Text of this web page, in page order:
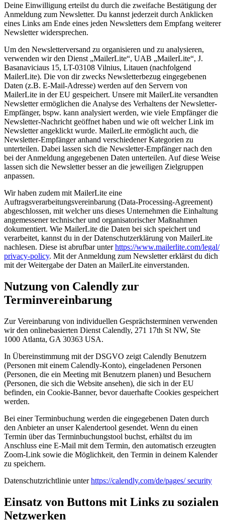
Deine Einwilligung erteilst du durch die zweifache Bestätigung der
Anmeldung zum Newsletter. Du kannst jederzeit durch Anklicken
eines Links am Ende eines jeden Newsletters dem Empfang weiterer
Newsletter widersprechen.
Um den Newsletterversand zu organisieren und zu analysieren,
verwenden wir den Dienst „MailerLite“, UAB „MailerLite“, J.
Basanaviciaus 15, LT-03108 Vilnius, Litauen (nachfolgend
MailerLite). Die von dir zwecks Newsletterbezug eingegebenen
Daten (z.B. E-Mail-Adresse) werden auf den Servern von
MailerLite in der EU gespeichert. Unsere mit MailerLite versandten
Newsletter ermöglichen die Analyse des Verhaltens der Newsletter-
Empfänger, bspw. kann analysiert werden, wie viele Empfänger die
Newsletter-Nachricht geöffnet haben und wie oft welcher Link im
Newsletter angeklickt wurde. MailerLite ermöglicht auch, die
Newsletter-Empfänger anhand verschiedener Kategorien zu
unterteilen. Dabei lassen sich die Newsletter-Empfänger nach den
bei der Anmeldung angegebenen Daten unterteilen. Auf diese Weise
lassen sich die Newsletter besser an die jeweiligen Zielgruppen
anpassen.
Wir haben zudem mit MailerLite eine
Auftragsverarbeitungsvereinbarung (Data-Processing-Agreement)
abgeschlossen, mit welcher uns dieses Unternehmen die Einhaltung
angemessener technischer und organisatorischer Maßnahmen
dokumentiert. Wie MailerLite die Daten bei sich speichert und
verarbeitet, kannst du in der Datenschutzerklärung von MailerLite
nachlesen. Diese ist abrufbar unterhttps://www.mailerlite.com/legal/
privacy-policy. Mit der Anmeldung zum Newsletter erklärst du dich
mit der Weitergabe der Daten an MailerLite einverstanden.
Nutzung von Calendly zur
Terminvereinbarung
Zur Vereinbarung von individuellen Gesprächsterminen verwenden
wir den onlinebasierten Dienst Calendly, 271 17th St NW, Ste
1000 Atlanta, GA 30363 USA.
In Übereinstimmung mit der DSGVO zeigt Calendly Benutzern
(Personen mit einem Calendly-Konto), eingeladenen Personen
(Personen, die ein Meeting mit Benutzern planen) und Besuchern
(Personen, die sich die Website ansehen), die sich in der EU
befinden, ein Cookie-Banner, bevor dauerhafte Cookies gespeichert
werden.
Bei einer Terminbuchung werden die eingegebenen Daten durch
den Anbieter an unser Kalendertool gesendet. Wenn du einen
Termin über das Terminbuchungstool buchst, erhältst du im
Anschluss eine E-Mail mit dem Termin, den automatisch erzeugten
Zoom-Link sowie die Möglichkeit, den Termin in deinem Kalender
zu speichern.
Datenschutzrichtlinie unterhttps://calendly.com/de/pages/ security
Einsatz von Buttons mit Links zu sozialen
Netzwerken